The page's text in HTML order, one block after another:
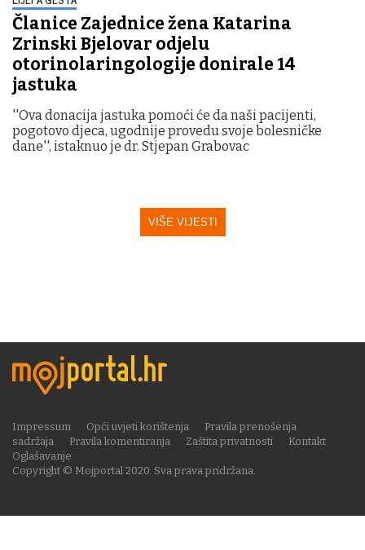
Članice Zajednice žena Katarina
Zrinski Bjelovar odjelu
otorinolaringologije donirale 14
jastuka
''Ova donacija jastuka pomoći će da naši pacijenti,
pogotovo djeca, ugodnije provedu svoje bolesničke
dane'', istaknuo je dr. Stjepan Grabovac
VIŠE VIJESTI
Copyright © Mojportal 2020. Sva prava pridržana.
Impressum Opći uvjeti korištenja
Pravila prenošenja
sadržaja
Pravila komentiranja Zaštita privatnosti
Kontakt
Oglašavanje